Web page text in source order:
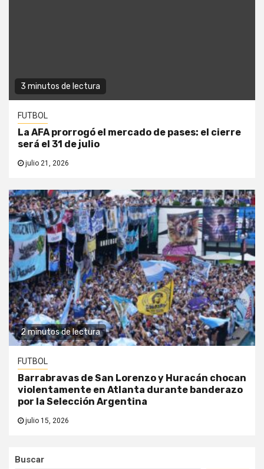
3 minutos de lectura
FUTBOL
La AFA prorrogó el mercado de pases: el cierre
será el 31 de julio
julio 21, 2026
2 minutos de lectura
FUTBOL
Barrabravas de San Lorenzo y Huracán chocan
violentamente en Atlanta durante banderazo
por la Selección Argentina
julio 15, 2026
Buscar